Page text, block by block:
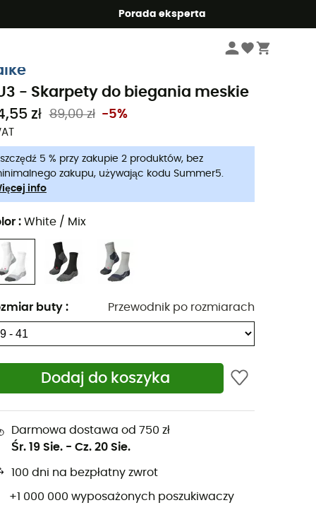
Porada eksperta
Skarpety do biegania
- Skarpety do biegania meskie
zł 89,00 zł -5%
5 % przy zakupie 2 produktów, bez
zakupu, używając kodu Summer5.
info
: White / Mix
buty : Przewodnik po rozmiarach
Dodaj do koszyka
Darmowa dostawa od 750 zł
Śr. 19 Sie. - Cz. 20 Sie.
100 dni na bezpłatny zwrot
+1 000 000 wyposażonych poszukiwaczy